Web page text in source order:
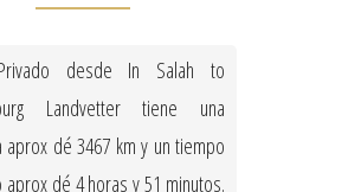
desde In Salah to
Landvetter tiene una
aprox dé 3467 km y un tiempo
aprox dé 4 horas y 51 minutos.